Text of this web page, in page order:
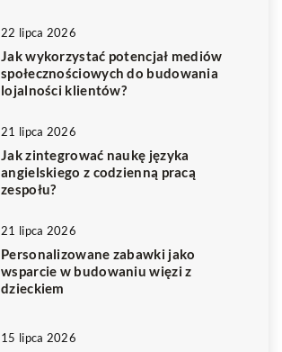
22 lipca 2026
Jak wykorzystać potencjał mediów
społecznościowych do budowania
lojalności klientów?
21 lipca 2026
Jak zintegrować naukę języka
angielskiego z codzienną pracą
zespołu?
21 lipca 2026
Personalizowane zabawki jako
wsparcie w budowaniu więzi z
dzieckiem
15 lipca 2026